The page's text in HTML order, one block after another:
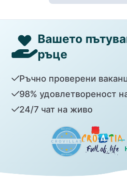
Вашето
ръце
Ръчно проверени
98% удовлетвореност
24/7 чат на живо